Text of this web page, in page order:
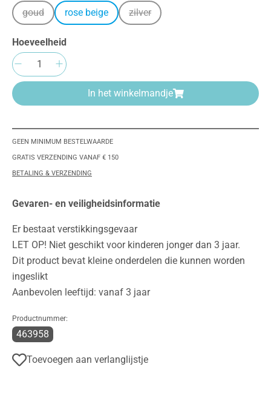
goud(Deze optie is momenteel niet beschikbaar.)
rose beige zilver(Deze optie is momenteel niet
Hoeveelheid
Producthoeveelheid: Voer de gewenste
In het winkelmandje
GEEN MINIMUM BESTELWAARDE
GRATIS VERZENDING VANAF € 150
BETALING & VERZENDING
Gevaren- en veiligheidsinformatie
Er bestaat verstikkingsgevaar
LET OP! Niet geschikt voor kinderen jonger dan 3 jaar.
Dit product bevat kleine onderdelen die kunnen worden
ingeslikt
Aanbevolen leeftijd: vanaf 3 jaar
Productnummer:
463958
Toevoegen aan verlanglijstje